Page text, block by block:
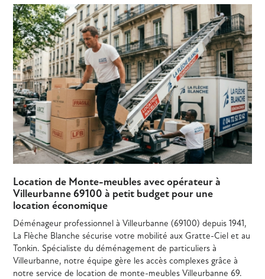
Location de Monte-meubles avec opérateur à
Villeurbanne 69100 à petit budget pour une
location économique
Déménageur professionnel à Villeurbanne (69100) depuis 1941,
La Flèche Blanche sécurise votre mobilité aux Gratte-Ciel et au
Tonkin. Spécialiste du déménagement de particuliers à
Villeurbanne, notre équipe gère les accès complexes grâce à
notre service de location de monte-meubles Villeurbanne 69.